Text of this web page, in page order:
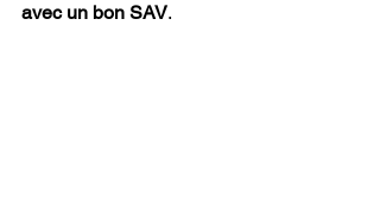
avec un bon SAV.